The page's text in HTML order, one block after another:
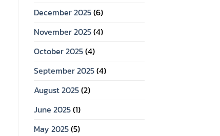
December 2025(6)
November 2025(4)
October 2025(4)
September 2025(4)
August 2025(2)
June 2025(1)
May 2025(5)